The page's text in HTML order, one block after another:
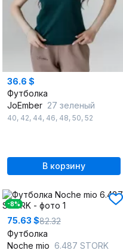
36.6 $
Футболка
JoEmber 27 зеленый
40, 42, 44, 46, 48, 50, 52
В корзину
-8%
75.63 $82.32
Футболка
Noche mio 6.487 STORK